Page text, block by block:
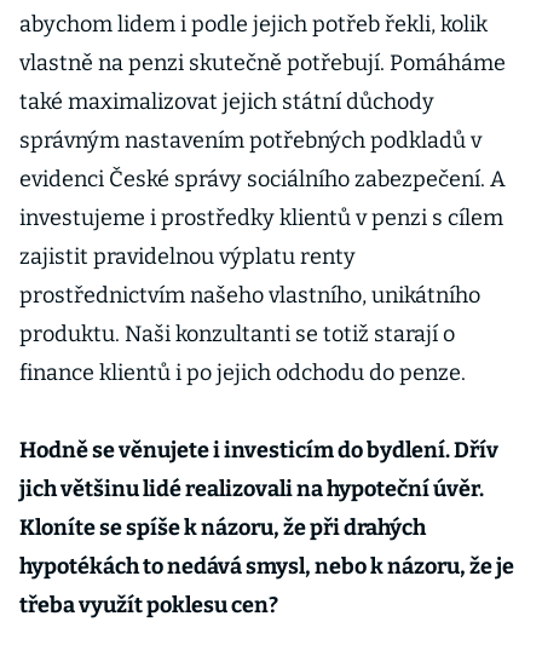
abychom lidem i podle jejich potřeb řekli, kolik
vlastně na penzi skutečně potřebují. Pomáháme
také maximalizovat jejich státní důchody
správným nastavením potřebných podkladů v
evidenci České správy sociálního zabezpečení. A
investujeme i prostředky klientů v penzi s cílem
zajistit pravidelnou výplatu renty
prostřednictvím našeho vlastního, unikátního
produktu. Naši konzultanti se totiž starají o
finance klientů i po jejich odchodu do penze.
Hodně se věnujete i investicím do bydlení. Dřív
jich většinu lidé realizovali na hypoteční úvěr.
Kloníte se spíše k názoru, že při drahých
hypotékách to nedává smysl, nebo k názoru, že je
třeba využít poklesu cen?